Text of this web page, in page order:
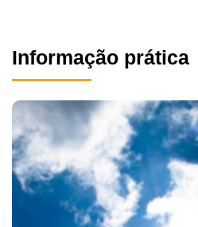
Informação prática